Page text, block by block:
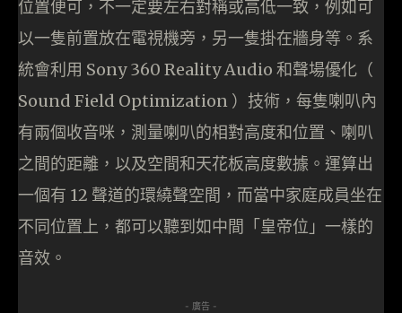
位置便可，不一定要左右對稱或高低一致，例如可
以一隻前置放在電視機旁，另一隻掛在牆身等。系
統會利用 Sony 360 Reality Audio 和聲場優化（
Sound Field Optimization ）技術，每隻喇叭內
有兩個收音咪，測量喇叭的相對高度和位置、喇叭
之間的距離，以及空間和天花板高度數據。運算出
一個有 12 聲道的環繞聲空間，而當中家庭成員坐在
不同位置上，都可以聽到如中間「皇帝位」一樣的
音效。
- 廣告 -